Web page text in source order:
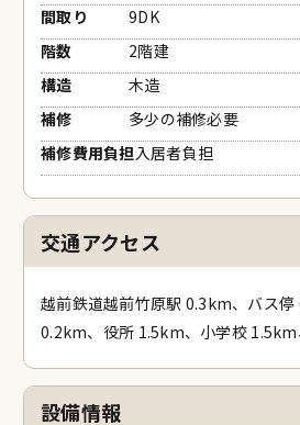
マッチング
間取り
9DK
階数
2階建
構造
木造
補修
多少の補修必要
補修費用負担入居者負担
交通アクセス
越前鉄道越前竹原駅 0.3km、バス
0.2km、役所 1.5km、小学校
設備情報